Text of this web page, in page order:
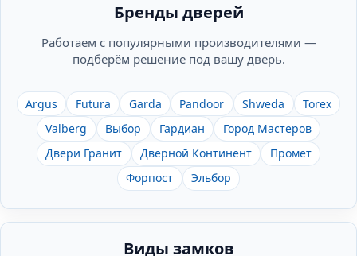
Бренды дверей
Работаем с популярными производителями —
подберём решение под вашу дверь.
Argus Futura Garda Pandoor Shweda
Torex
Valberg
Выбор Гардиан
Город Мастеров
Двери Гранит
Дверной Континент
Промет
Форпост
Эльбор
Виды замков